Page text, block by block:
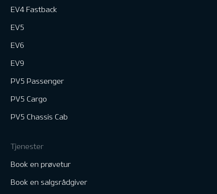
EV4 Fastback
EV5
EV6
EV9
PV5 Passenger
PV5 Cargo
PV5 Chassis Cab
Tjenester
Book en prøvetur
Book en salgsrådgiver